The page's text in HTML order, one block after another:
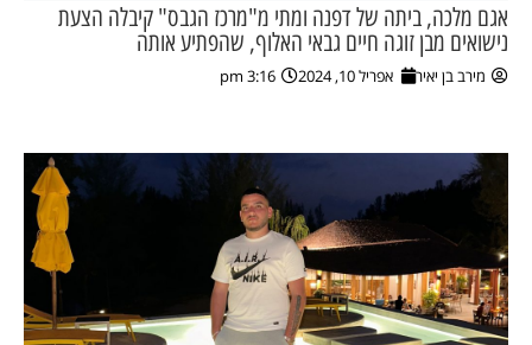
אגם מלכה, ביתה של דפנה ומתי מ"מרכז הגבס" קיבלה הצעת
נישואים מבן זוגה חיים גבאי האלוף, שהפתיע אותה
מירב בן יאיר אפריל 10, 2024 3:16 pm